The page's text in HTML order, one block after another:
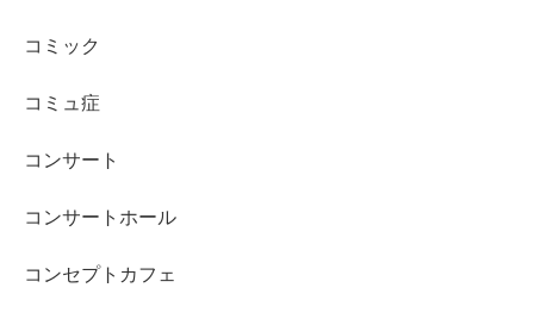
コミック
コミュ症
コンサート
コンサートホール
コンセプトカフェ